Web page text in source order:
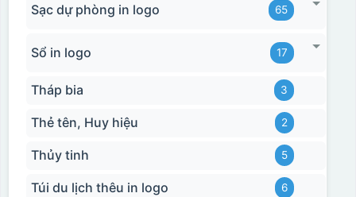
Sạc dự phòng in logo 65
Sổ in logo 17
Tháp bia 3
Thẻ tên, Huy hiệu 2
Thủy tinh 5
Túi du lịch thêu in logo 6